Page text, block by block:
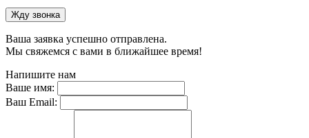
Жду звонка
Ваша заявка успешно отправлена.
Мы свяжемся с вами в ближайшее время!
Напишите нам
Ваше имя:
Ваш Email: